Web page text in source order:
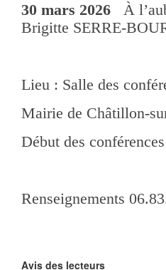
30 mars 2026 À
Brigitte SERRE-
Lieu : Salle des
Mairie de Châtillon-
Début des
Renseignements
Avis des lecteurs